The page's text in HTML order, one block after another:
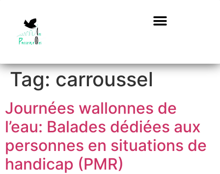
Tag: carroussel
Journées wallonnes de
l’eau: Balades dédiées aux
personnes en situations de
handicap (PMR)